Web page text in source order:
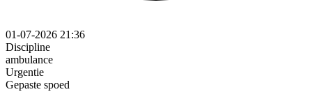
01-07-2026 21:36
Discipline
ambulance
Urgentie
Gepaste spoed